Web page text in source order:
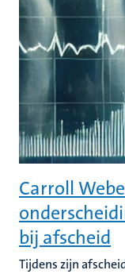
Carroll
bij afscheid
Tijdens zijn